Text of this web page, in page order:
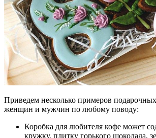
Приведем несколько примеров
женщин и мужчин по любому поводу:
Коробка для любителя кофе может
кружку, плитку горького шоколада,